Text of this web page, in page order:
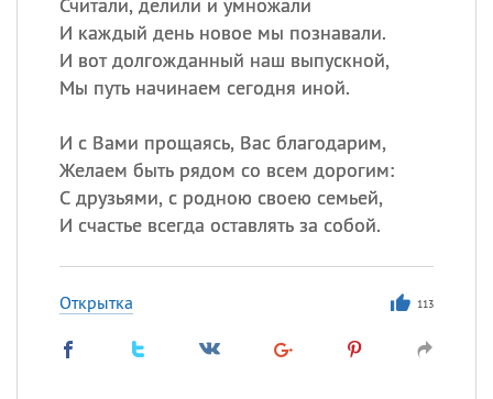
И каждый день новое мы познавали.
И вот долгожданный наш выпускной,
Мы путь начинаем сегодня иной.
И с Вами прощаясь, Вас благодарим,
Желаем быть рядом со всем дорогим:
С друзьями, с родною своею семьей,
И счастье всегда оставлять за собой.
Открытка 113